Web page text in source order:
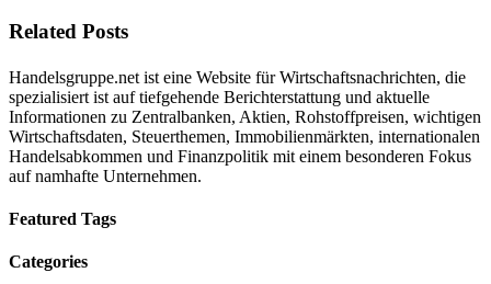
Related Posts
Handelsgruppe.net ist eine Website für Wirtschaftsnachrichten, die
spezialisiert ist auf tiefgehende Berichterstattung und aktuelle
Informationen zu Zentralbanken, Aktien, Rohstoffpreisen, wichtigen
Wirtschaftsdaten, Steuerthemen, Immobilienmärkten, internationalen
Handelsabkommen und Finanzpolitik mit einem besonderen Fokus
auf namhafte Unternehmen.
Featured Tags
Categories